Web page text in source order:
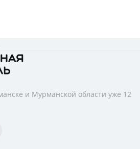
и Мурманской области уже 12